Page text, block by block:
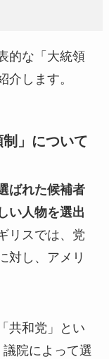
的な「大統領
介します。
」について
ばれた候補者
い人物を選出
リスでは、党
対し、アメリ
共和党」とい
院によって選